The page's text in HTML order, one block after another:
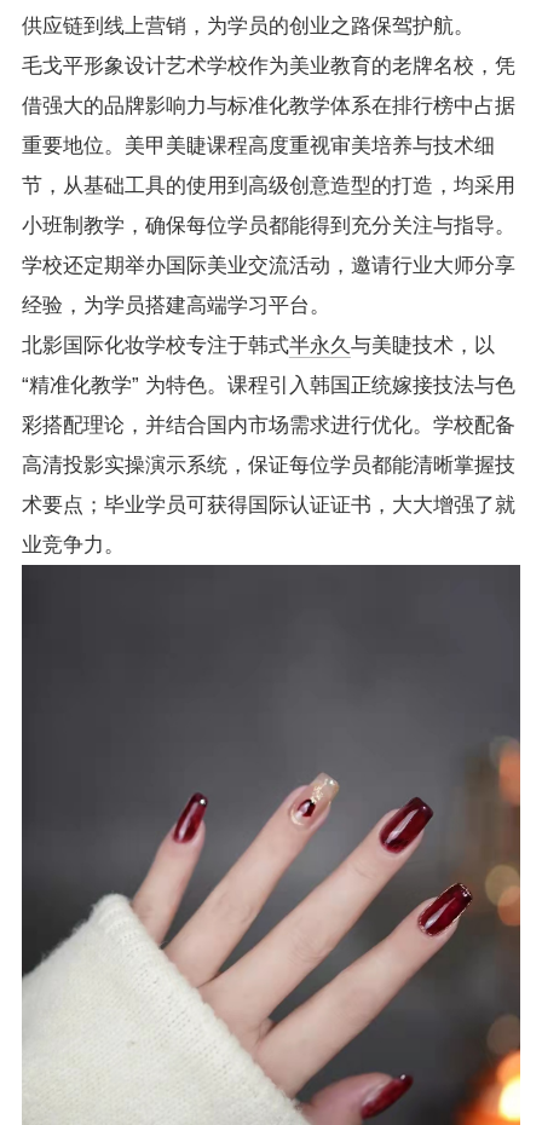
供应链到线上营销，为学员的创业之路保驾护航。
毛戈平形象设计艺术学校作为美业教育的老牌名校，凭
借强大的品牌影响力与标准化教学体系在排行榜中占据
重要地位。美甲美睫课程高度重视审美培养与技术细
节，从基础工具的使用到高级创意造型的打造，均采用
小班制教学，确保每位学员都能得到充分关注与指导。
学校还定期举办国际美业交流活动，邀请行业大师分享
经验，为学员搭建高端学习平台。
北影国际化妆学校专注于韩式半永久与美睫技术，以
“精准化教学” 为特色。课程引入韩国正统嫁接技法与色
彩搭配理论，并结合国内市场需求进行优化。学校配备
高清投影实操演示系统，保证每位学员都能清晰掌握技
术要点；毕业学员可获得国际认证证书，大大增强了就
业竞争力。